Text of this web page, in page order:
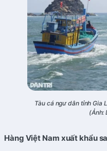
Tàu cá ngư dân tỉnh Gia
(Ảnh:
Hàng Việt Nam xuất khẩu